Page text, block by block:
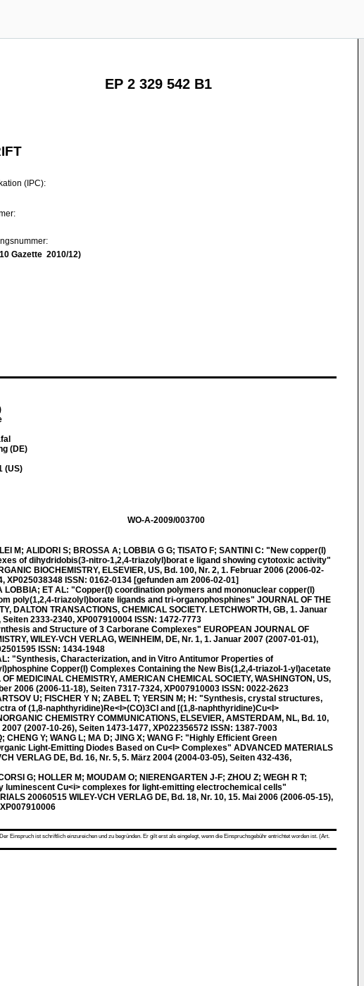
EP 2 329 542 B1
(IPC):
Gazette 2010/12)
(DE)
(US)
WO-A-2009/003700
M; ALIDORI S; BROSSA A; LOBBIA G G; TISATO F; SANTINI C: "New copper(I)
of dihydridobis(3-nitro-1,2,4-triazolyl)borat e ligand showing cytotoxic activity"
BIOCHEMISTRY, ELSEVIER, US, Bd. 100, Nr. 2, 1. Februar 2006 (2006-02-
XP025038348 ISSN: 0162-0134 [gefunden am 2006-02-01]
LOBBIA; ET AL: "Copper(I) coordination polymers and mononuclear copper(I)
poly(1,2,4-triazolyl)borate ligands and tri-organophosphines" JOURNAL OF THE
DALTON TRANSACTIONS, CHEMICAL SOCIETY. LETCHWORTH, GB, 1. Januar
2333-2340, XP007910004 ISSN: 1472-7773
and Structure of 3 Carborane Complexes" EUROPEAN JOURNAL OF
WILEY-VCH VERLAG, WEINHEIM, DE, Nr. 1, 1. Januar 2007 (2007-01-01),
ISSN: 1434-1948
"Synthesis, Characterization, and in Vitro Antitumor Properties of
Copper(I) Complexes Containing the New Bis(1,2,4-triazol-1-yl)acetate
MEDICINAL CHEMISTRY, AMERICAN CHEMICAL SOCIETY, WASHINGTON, US,
2006 (2006-11-18), Seiten 7317-7324, XP007910003 ISSN: 0022-2623
U; FISCHER Y N; ZABEL T; YERSIN M; H: "Synthesis, crystal structures,
of (1,8-naphthyridine)Re<I>(CO)3Cl and [(1,8-naphthyridine)Cu<I>
CHEMISTRY COMMUNICATIONS, ELSEVIER, AMSTERDAM, NL, Bd. 10,
2007 (2007-10-26), Seiten 1473-1477, XP022356572 ISSN: 1387-7003
CHENG Y; WANG L; MA D; JING X; WANG F: "Highly Efficient Green
Light-Emitting Diodes Based on Cu<I> Complexes" ADVANCED MATERIALS
VERLAG DE, Bd. 16, Nr. 5, 5. März 2004 (2004-03-05), Seiten 432-436,
G; HOLLER M; MOUDAM O; NIERENGARTEN J-F; ZHOU Z; WEGH R T;
luminescent Cu<i> complexes for light-emitting electrochemical cells"
20060515 WILEY-VCH VERLAG DE, Bd. 18, Nr. 10, 15. Mai 2006 (2006-05-15),
Einspruch ist schriftlich einzureichen und zu begründen. Er gilt erst als eingelegt, wenn die Einspruchsgebühr entrichtet worden ist. (Art.